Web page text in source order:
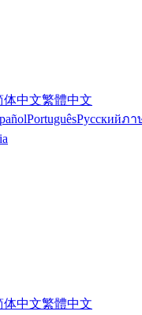
体中文繁體中文
PortuguêsРусскийภา
体中文繁體中文